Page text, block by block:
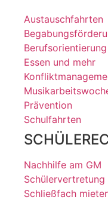
Austauschfahrten
Berufsorientierung
Essen und mehr
Prävention
Schulfahrten
Nachhilfe am GM
Schließfach